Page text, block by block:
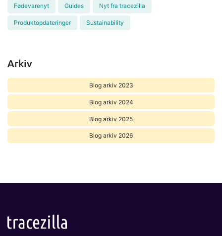
Fødevarenyt Guides Nyt fra tracezilla
Produktopdateringer Sustainability
Arkiv
Blog arkiv 2023
Blog arkiv 2024
Blog arkiv 2025
Blog arkiv 2026